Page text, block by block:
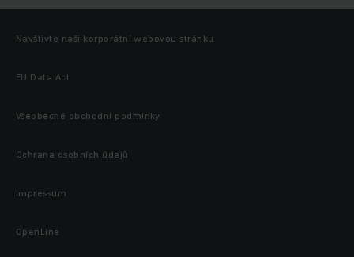
Navštivte naši korporátní webovou stránku
EU Data Act
Všeobecné obchodní podmínky
Ochrana osobních údajů
Impressum
OpenLine